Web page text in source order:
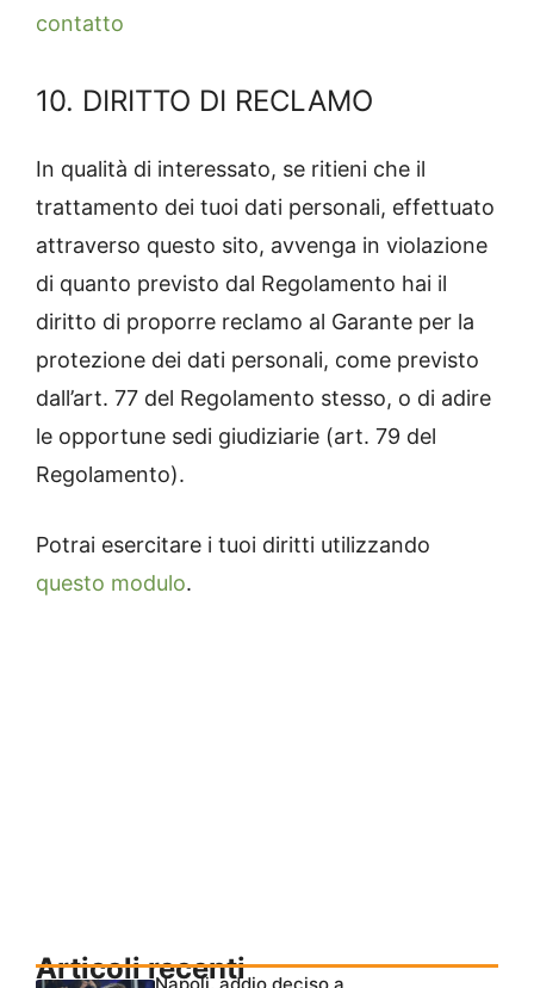
contatto
10. DIRITTO DI RECLAMO
In qualità di interessato, se ritieni che il
trattamento dei tuoi dati personali, effettuato
attraverso questo sito, avvenga in violazione
di quanto previsto dal Regolamento hai il
diritto di proporre reclamo al Garante per la
protezione dei dati personali, come previsto
dall’art. 77 del Regolamento stesso, o di adire
le opportune sedi giudiziarie (art. 79 del
Regolamento).
Potrai esercitare i tuoi diritti utilizzando
questo modulo.
Articoli recenti